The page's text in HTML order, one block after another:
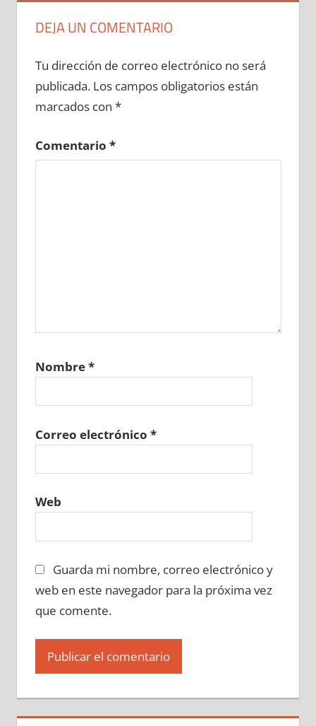
DEJA UN COMENTARIO
Tu dirección de correo electrónico no será
publicada. Los campos obligatorios están
marcados con *
Comentario *
Nombre*
Correo electrónico *
Web
Guarda mi nombre, correo electrónico y
web en este navegador para la próxima vez
que comente.